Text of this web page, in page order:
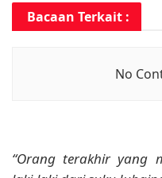
Bacaan Terkait :
No
“Orang terakhir yang